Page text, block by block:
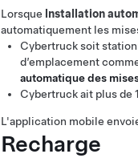
Lorsque lnstallation
automatiquement les
Cybertrucksoit
d’emplacement
automatique des
Cybertruckait plus de
L'application mobile
Recharge